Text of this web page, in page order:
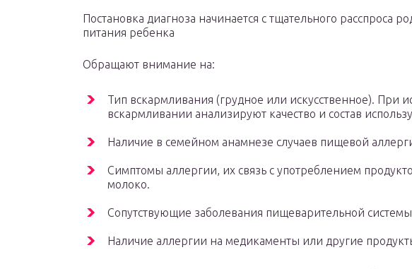
Постановка диагноза начинается с тщательного расспроса
питания ребенка
Обращают внимание на:
Тип вскармливания (грудное или искусственное). При
вскармливании анализируют качество и состав
Наличие в семейном анамнезе случаев пищевой
Симптомы аллергии, их связь с употреблением
молоко.
Сопутствующие заболевания пищеварительной
Наличие аллергии на медикаменты или другие